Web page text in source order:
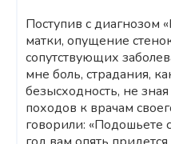
Поступив с диагнозом
матки, опущение
сопутствующих
мне боль, страдания,
безысходность, не
походов к врачам
говорили: «Подошьете